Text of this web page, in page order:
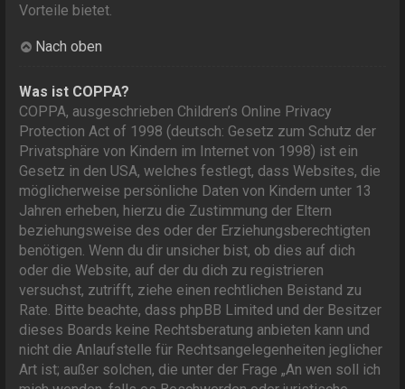
Vorteile bietet.
Nach oben
Was ist COPPA?
COPPA, ausgeschrieben Children’s Online Privacy
Protection Act of 1998 (deutsch: Gesetz zum Schutz der
Privatsphäre von Kindern im Internet von 1998) ist ein
Gesetz in den USA, welches festlegt, dass Websites, die
möglicherweise persönliche Daten von Kindern unter 13
Jahren erheben, hierzu die Zustimmung der Eltern
beziehungsweise des oder der Erziehungsberechtigten
benötigen. Wenn du dir unsicher bist, ob dies auf dich
oder die Website, auf der du dich zu registrieren
versuchst, zutrifft, ziehe einen rechtlichen Beistand zu
Rate. Bitte beachte, dass phpBB Limited und der Besitzer
dieses Boards keine Rechtsberatung anbieten kann und
nicht die Anlaufstelle für Rechtsangelegenheiten jeglicher
Art ist; außer solchen, die unter der Frage „An wen soll ich